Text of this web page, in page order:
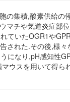
の集積,酸素供給の
マチや気道炎症部
ていたOGR1や
された.その後,様
になり,pH感知性
ウスを用いて得ら